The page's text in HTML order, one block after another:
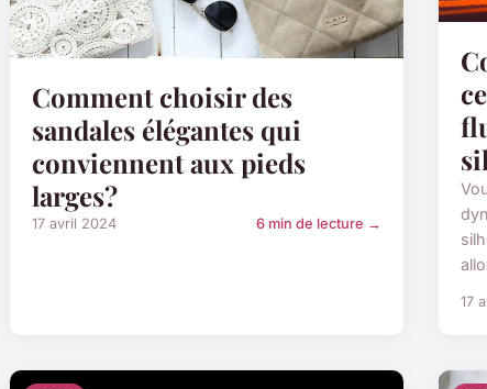
Comment choisir des
sandales élégantes qui
conviennent aux pieds
larges?
17 avril 2024 6 min de lecture →
17